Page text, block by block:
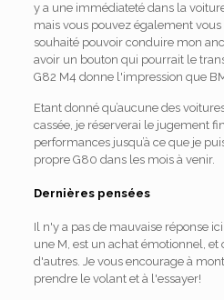
y a une immédiateté dans la
mais vous pouvez également
souhaité pouvoir conduire mon
avoir un bouton qui pourrait le
G82 M4 donne l'impression que
Etant donné qu’aucune des
cassée, je réserverai le jugement
performances jusqu’à ce que je
propre G80 dans les mois à venir.
Dernières pensées
Il n'y a pas de mauvaise réponse
une M, est un achat émotionnel,
d'autres. Je vous encourage à
prendre le volant et à l'essayer!